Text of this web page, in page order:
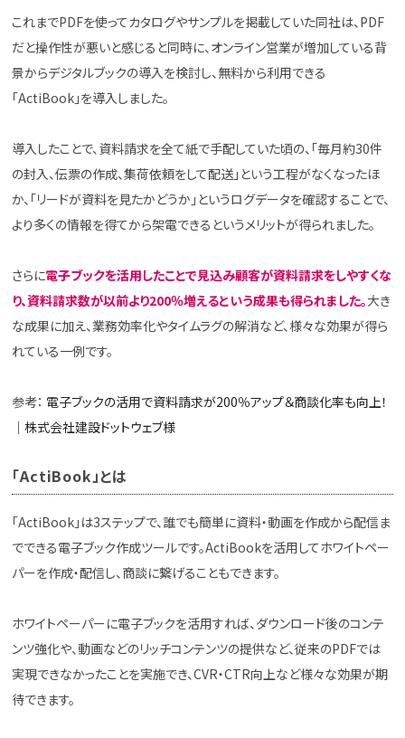
これまでPDFを使ってカタログやサンプルを掲載していた同社は、PDF
だと操作性が悪いと感じると同時に、オンライン営業が増加している背
景からデジタルブックの導入を検討し、無料から利用できる
「ActiBook」を導入しました。
導入したことで、資料請求を全て紙で手配していた頃の、「毎月約30件
の封入、伝票の作成、集荷依頼をして配送」という工程がなくなったほ
か、「リードが資料を見たかどうか」というログデータを確認することで、
より多くの情報を得てから架電できるというメリットが得られました。
さらに電子ブックを活用したことで見込み顧客が資料請求をしやすくな
り、資料請求数が以前より200％増えるという成果も得られました。大き
な成果に加え、業務効率化やタイムラグの解消など、様々な効果が得ら
れている一例です。
参考： 電子ブックの活用で資料請求が200％アップ＆商談化率も向上！
｜株式会社建設ドットウェブ様
「ActiBook」とは
「ActiBook」は3ステップで、誰でも簡単に資料・動画を作成から配信ま
でできる電子ブック作成ツールです。ActiBookを活用してホワイトペー
パーを作成・配信し、商談に繋げることもできます。
ホワイトペーパーに電子ブックを活用すれば、ダウンロード後のコンテ
ンツ強化や、動画などのリッチコンテンツの提供など、従来のPDFでは
実現できなかったことを実施でき、CVR・CTR向上など様々な効果が期
待できます。